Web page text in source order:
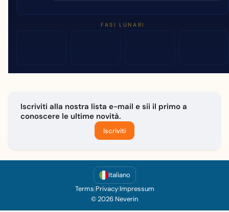
FASI LUNARI
Iscriviti alla nostra lista e-mail e sii il primo a
conoscere le ultime novità.
Iscriviti
Italiano
Terms|Privacy|Impressum
© 2026 Neverin